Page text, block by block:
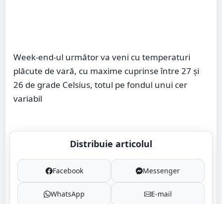
Week-end-ul următor va veni cu temperaturi
plăcute de vară, cu maxime cuprinse între 27 și
26 de grade Celsius, totul pe fondul unui cer
variabil
Distribuie articolul
Facebook Messenger
WhatsApp E-mail